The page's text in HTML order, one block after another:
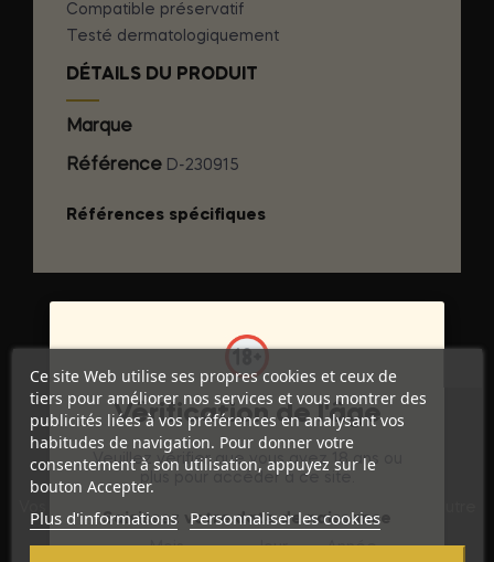
Compatible préservatif
Testé dermatologiquement
DÉTAILS DU PRODUIT
Marque
Référence D-230915
Références spécifiques
Discrétion Assurée
pour garantir votre vie privée.
Ce site Web utilise ses propres cookies et ceux de
tiers pour améliorer nos services et vous montrer des
publicités liées à vos préférences en analysant vos
habitudes de navigation. Pour donner votre
consentement à son utilisation, appuyez sur le
bouton Accepter.
Plus d'informations Personnaliser les cookies
Vérification de l'âge
Veuillez vérifier que vous avez 18 ans ou
plus pour accéder à ce site.
Saisissez votre date de naissance
Mois
Jour Année